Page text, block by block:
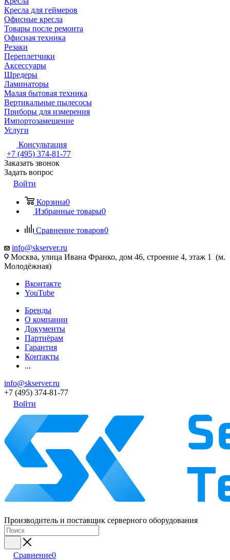
Кресла для геймеров
Офисные кресла
Товары после ремонта
Офисная техника
Резаки
Переплетчики
Аксессуары
Шредеры
Ламинаторы
Малая бытовая техника
Вертикальные пылесосы
Приборы для измерения
Импортозамещение
Услуги
Консультация
+7 (495) 374-81-77
Заказать звонок
Задать вопрос
Войти
Корзина0
Избранные товары0
Сравнение товаров0
info@skserver.ru
Москва, улица Ивана Франко, дом 46, строение 4, этаж 1 (м.
Молодёжная)
Вконтакте
YouTube
Бренды
О компании
Документы
Партнёрам
Гарантия
Контакты
...
info@skserver.ru
+7 (495) 374-81-77
Войти
Производитель и поставщик серверного оборудования
Сравнение0